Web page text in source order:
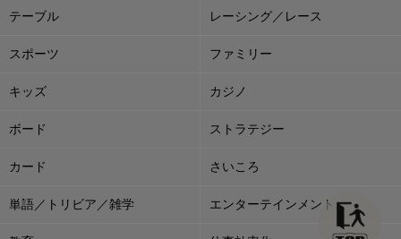
テーブル レーシング／レース
スポーツ ファミリー
キッズ カジノ
ボード ストラテジー
カード さいころ
単語／トリビア／雑学 エンターテインメント